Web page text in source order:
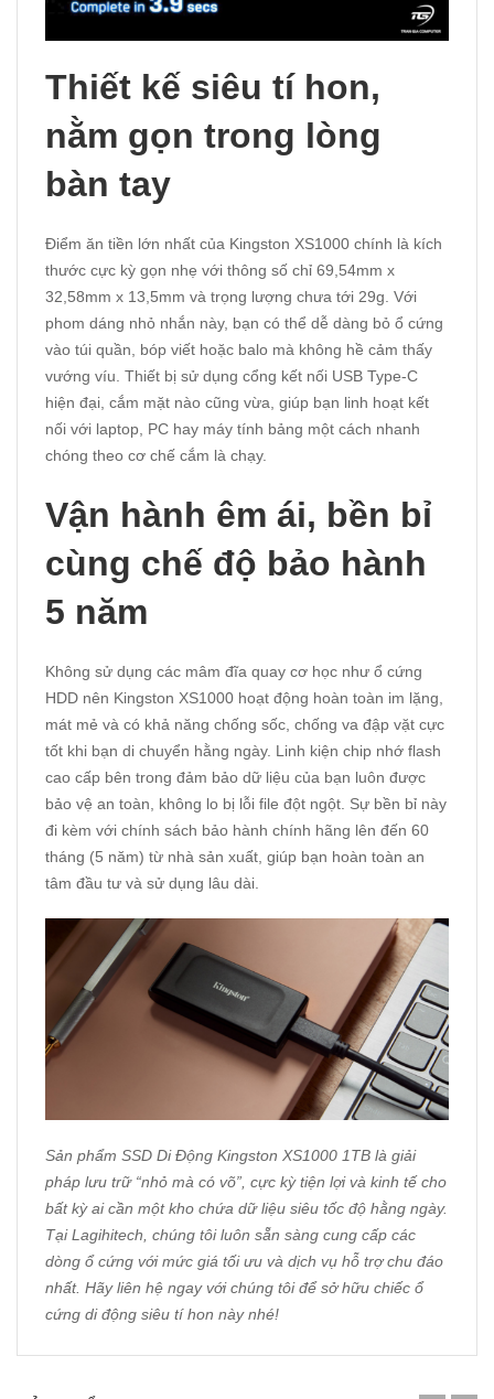
Thiết kế siêu tí hon,
nằm gọn trong lòng
bàn tay
Điểm ăn tiền lớn nhất của Kingston XS1000 chính là kích
thước cực kỳ gọn nhẹ với thông số chỉ 69,54mm x
32,58mm x 13,5mm và trọng lượng chưa tới 29g. Với
phom dáng nhỏ nhắn này, bạn có thể dễ dàng bỏ ổ cứng
vào túi quần, bóp viết hoặc balo mà không hề cảm thấy
vướng víu. Thiết bị sử dụng cổng kết nối USB Type-C
hiện đại, cắm mặt nào cũng vừa, giúp bạn linh hoạt kết
nối với laptop, PC hay máy tính bảng một cách nhanh
chóng theo cơ chế cắm là chạy.
Vận hành êm ái, bền bỉ
cùng chế độ bảo hành
5 năm
Không sử dụng các mâm đĩa quay cơ học như ổ cứng
HDD nên Kingston XS1000 hoạt động hoàn toàn im lặng,
mát mẻ và có khả năng chống sốc, chống va đập vặt cực
tốt khi bạn di chuyển hằng ngày. Linh kiện chip nhớ flash
cao cấp bên trong đảm bảo dữ liệu của bạn luôn được
bảo vệ an toàn, không lo bị lỗi file đột ngột. Sự bền bỉ này
đi kèm với chính sách bảo hành chính hãng lên đến 60
tháng (5 năm) từ nhà sản xuất, giúp bạn hoàn toàn an
tâm đầu tư và sử dụng lâu dài.
Sản phẩm SSD Di Động Kingston XS1000 1TB là giải
pháp lưu trữ “nhỏ mà có võ”, cực kỳ tiện lợi và kinh tế cho
bất kỳ ai cần một kho chứa dữ liệu siêu tốc độ hằng ngày.
TạiLagihitech, chúng tôi luôn sẵn sàng cung cấp các
dòng ổ cứng với mức giá tối ưu và dịch vụ hỗ trợ chu đáo
nhất. Hãy liên hệ ngay với chúng tôi để sở hữu chiếc ổ
cứng di động siêu tí hon này nhé!